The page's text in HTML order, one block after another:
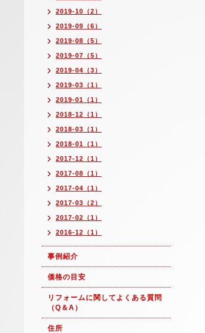
2019-10（2）
2019-09（6）
2019-08（5）
2019-07（5）
2019-04（3）
2019-03（1）
2019-01（1）
2018-12（1）
2018-03（1）
2018-01（1）
2017-12（1）
2017-08（1）
2017-04（1）
2017-03（2）
2017-02（1）
2016-12（1）
事例紹介
価格の目安
リフォームに関してよくある質問
（Q＆A）
住所